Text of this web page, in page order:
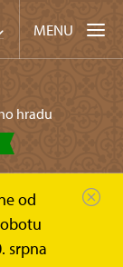
MENU
hradu
od
srpna